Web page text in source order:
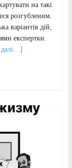
на такі
розгубленим.
варіантів дій,
експертки.